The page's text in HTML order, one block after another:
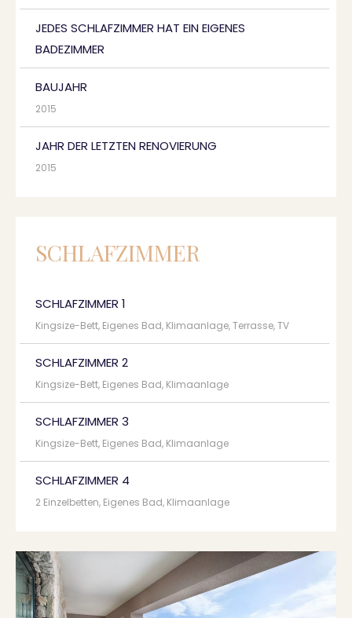
JEDES SCHLAFZIMMER HAT EIN EIGENES
BADEZIMMER
BAUJAHR
2015
JAHR DER LETZTEN RENOVIERUNG
2015
SCHLAFZIMMER
SCHLAFZIMMER 1
Kingsize-Bett, Eigenes Bad, Klimaanlage, Terrasse, TV
SCHLAFZIMMER 2
Kingsize-Bett, Eigenes Bad, Klimaanlage
SCHLAFZIMMER 3
Kingsize-Bett, Eigenes Bad, Klimaanlage
SCHLAFZIMMER 4
2 Einzelbetten, Eigenes Bad, Klimaanlage